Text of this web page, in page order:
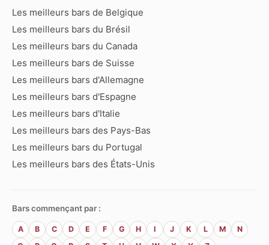
Les meilleurs bars de Belgique
Les meilleurs bars du Brésil
Les meilleurs bars du Canada
Les meilleurs bars de Suisse
Les meilleurs bars d'Allemagne
Les meilleurs bars d'Espagne
Les meilleurs bars d'Italie
Les meilleurs bars des Pays-Bas
Les meilleurs bars du Portugal
Les meilleurs bars des États-Unis
Bars commençant par :
A B C D E F G H I J K L M
N